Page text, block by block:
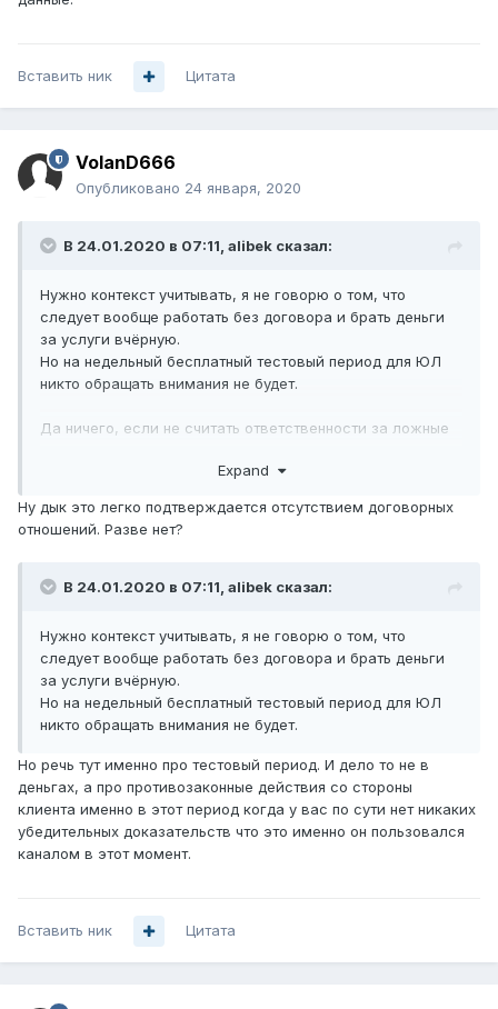
Вставить ник Цитата
VolanD666
Опубликовано 24 января, 2020
В 24.01.2020 в 07:11, alibek сказал:
Нужно контекст учитывать, я не говорю о том, что
следует вообще работать без договора и брать деньги
за услуги вчёрную.
Но на недельный бесплатный тестовый период для ЮЛ
никто обращать внимания не будет.
Да ничего, если не считать ответственности за ложные
Expand
Ну дык это легко подтверждается отсутствием договорных
отношений. Разве нет?
В 24.01.2020 в 07:11, alibek сказал:
Нужно контекст учитывать, я не говорю о том, что
следует вообще работать без договора и брать деньги
за услуги вчёрную.
Но на недельный бесплатный тестовый период для ЮЛ
никто обращать внимания не будет.
Но речь тут именно про тестовый период. И дело то не в
деньгах, а про противозаконные действия со стороны
клиента именно в этот период когда у вас по сути нет никаких
убедительных доказательств что это именно он пользовался
каналом в этот момент.
Вставить ник Цитата